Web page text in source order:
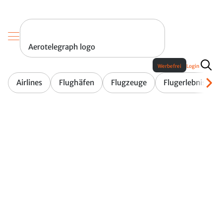
Aerotelegraph logo
Airlines Flughäfen Flugzeuge Flugerlebnis
Werbefrei Login